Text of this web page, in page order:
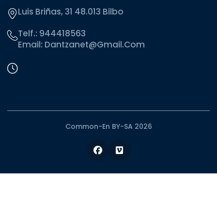
Luis Briñas, 31 48.013 Bilbo
Telf.: 944418563
Email: Dantzanet@gmail.com
Common-En BY-SA 2026
Facebook
Vimeo